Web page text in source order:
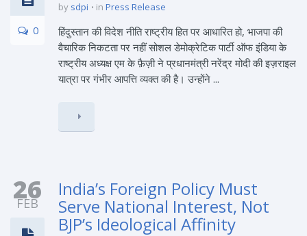
0
by sdpi in Press Release
हिंदुस्तान की विदेश नीति राष्ट्रीय हित पर आधारित हो, भाजपा की
वैचारिक निकटता पर नहीं सोशल डेमोक्रेटिक पार्टी ऑफ इंडिया के
राष्ट्रीय अध्यक्ष एम के फ़ैज़ी ने प्रधानमंत्री नरेंद्र मोदी की इज़राइल
यात्रा पर गंभीर आपत्ति व्यक्त की है। उन्होंने ...
26
FEB
India’s Foreign Policy Must
Serve National Interest, Not
BJP’s Ideological Affinity